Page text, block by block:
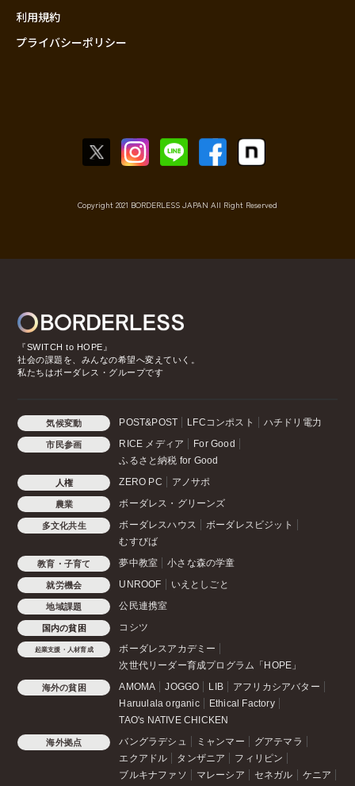
利用規約
プライバシーポリシー
Copyright 2021 BORDERLESS JAPAN All Right Reserved
『SWITCH to HOPE』
社会の課題を、みんなの希望へ変えていく。
私たちはボーダレス・グループです
気候変動 POST&POST LFCコンポスト ハチドリ電力
市民参画 RICE メディア
For Good
ふるさと納税 for Good
人権 ZERO PC アノサポ
農業 ボーダレス・グリーンズ
多文化共生 ボーダレスハウス
ボーダレスビジット
むすびば
教育・子育て 夢中教室 小さな森の学童
就労機会 UNROOF いえとしごと
地域課題 公民連携室
国内の貧困 コシツ
起業支援・人材育成
ボーダレスアカデミー
次世代リーダー育成プログラム「HOPE」
海外の貧困 AMOMA JOGGO LIB
アフリカシアバター
Haruulala organic
Ethical Factory
TAO's NATIVE CHICKEN
海外拠点 バングラデシュ ミャンマー
グアテマラ
エクアドル
タンザニア
フィリピン
ブルキナファソ
マレーシア セネガル ケニア